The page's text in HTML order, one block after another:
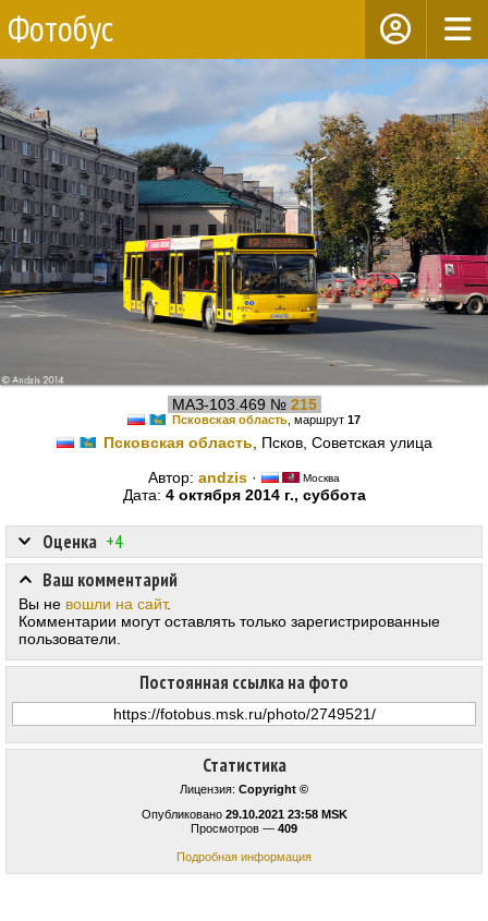
Фотобус
МАЗ-103.469 № 215
Псковская область , маршрут 17
Псковская область , Псков, Советская улица
Автор: andzis · Москва
Дата: 4 октября 2014 г., суббота
Статистика
Лицензия: Copyright ©
Опубликовано 29.10.2021 23:58 MSK
Просмотров — 409
Подробная информация
Оценка +4
Постоянная ссылка на фото
Ваш комментарий
Вы не вошли на сайт.
Комментарии могут оставлять только зарегистрированные
пользователи.